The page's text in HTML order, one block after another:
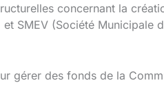
concernant la
et SMEV (Société
gérer des fonds de la